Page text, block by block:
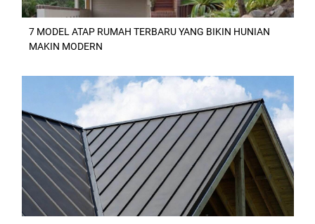
7 MODEL ATAP RUMAH TERBARU YANG BIKIN HUNIAN
MAKIN MODERN